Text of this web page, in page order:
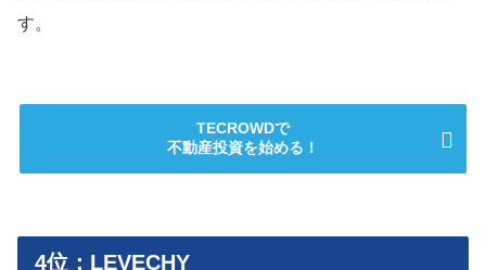
す。
TECROWDで
不動産投資を始める！
4位：LEVECHY